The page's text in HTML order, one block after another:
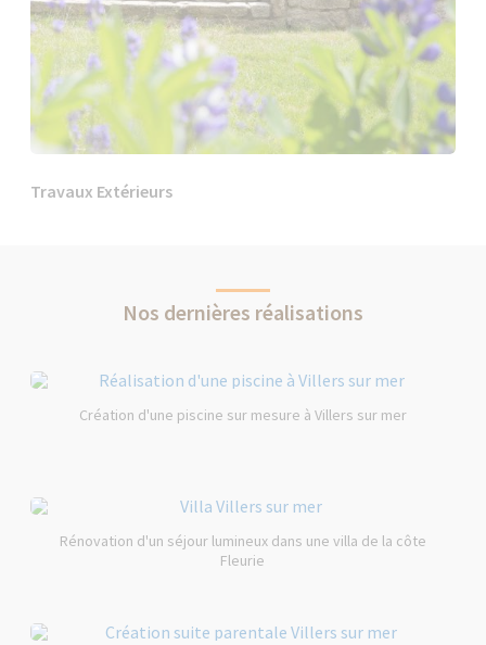
Travaux Extérieurs
Nos dernières réalisations
Création d'une piscine sur mesure à Villers sur mer
Rénovation d'un séjour lumineux dans une villa de la côte
Fleurie